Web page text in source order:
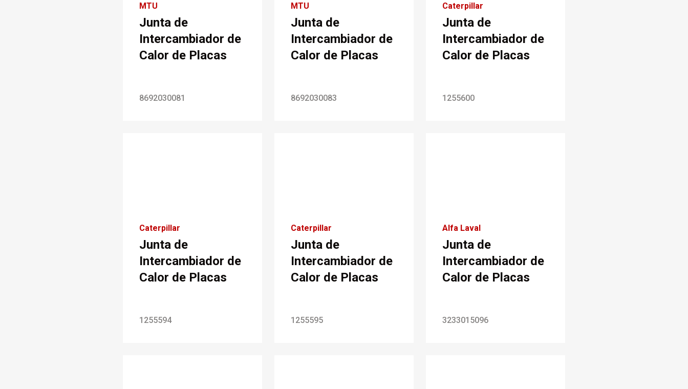
MTU
Junta de
Intercambiador de
Calor de Placas
8692030081
MTU
Junta de
Intercambiador de
Calor de Placas
8692030083
Caterpillar
Junta de
Intercambiador de
Calor de Placas
1255600
Caterpillar
Junta de
Intercambiador de
Calor de Placas
1255594
Caterpillar
Junta de
Intercambiador de
Calor de Placas
1255595
Alfa Laval
Junta de
Intercambiador de
Calor de Placas
3233015096